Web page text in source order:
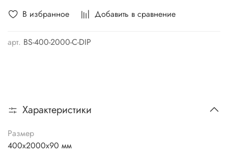
В избранное Добавить в сравнение
арт. BS-400-2000-С-DIP
Характеристики
Размер
400х2000х90 мм